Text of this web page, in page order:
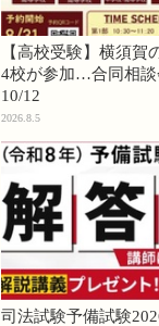
【高校受験】横須賀
4校が参加…合同相談
10/12
2026.8.5
司法試験予備試験